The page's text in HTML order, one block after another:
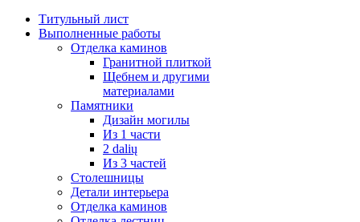
Титульный лист
Выполненные работы
Отделка каминов
Гранитной плиткой
Щебнем и другими
материалами
Памятники
Дизайн могилы
Из 1 части
2 dalių
Из 3 частей
Столешницы
Детали интерьера
Отделка каминов